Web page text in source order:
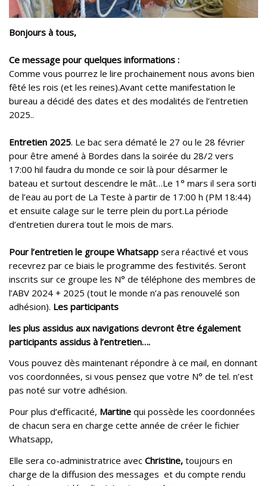
Bonjours à tous,
Ce message pour quelques informations :
Comme vous pourrez le lire prochainement nous avons bien
fêté les rois (et les reines).Avant cette manifestation le
bureau a décidé des dates et des modalités de l’entretien
2025..
Entretien 2025. Le bac sera dématé le 27 ou le 28 février
pour être amené à Bordes dans la soirée du 28/2 vers
17:00 hil faudra du monde ce soir là pour désarmer le
bateau et surtout descendre le mât…Le 1° mars il sera sorti
de l’eau au port de La Teste à partir de 17:00 h (PM 18:44)
et ensuite calage sur le terre plein du port.La période
d’entretien durera tout le mois de mars.
Pour l’entretien le groupe Whatsapp sera réactivé et vous
recevrez par ce biais le programme des festivités. Seront
inscrits sur ce groupe les N° de téléphone des membres de
l’ABV 2024 + 2025 (tout le monde n’a pas renouvelé son
adhésion). Les participants
les plus assidus aux navigations devront être également
participants assidus à l’entretien….
Vous pouvez dès maintenant répondre à ce mail, en donnant
vos coordonnées, si vous pensez que votre N° de tel. n’est
pas noté sur votre adhésion.
Pour plus d’efficacité, Martine qui possède les coordonnées
de chacun sera en charge cette année de créer le fichier
Whatsapp,
Elle sera co-administratrice avec Christine, toujours en
charge de la diffusion des messages et du compte rendu